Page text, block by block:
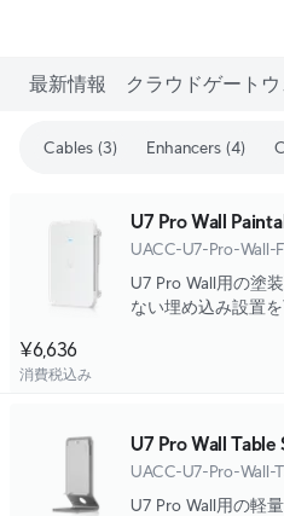
最新情報 クラウドゲートウ
Cables (3) Enhancers (4)
U7 Pro Wall
UACC-U7-Pro-Wall-
U7 Pro Wall用の塗
ない埋め込み設置を
¥6,636
消費税込み
U7 Pro Wall Table
UACC-U7-Pro-Wall-
U7 Pro Wall用の軽